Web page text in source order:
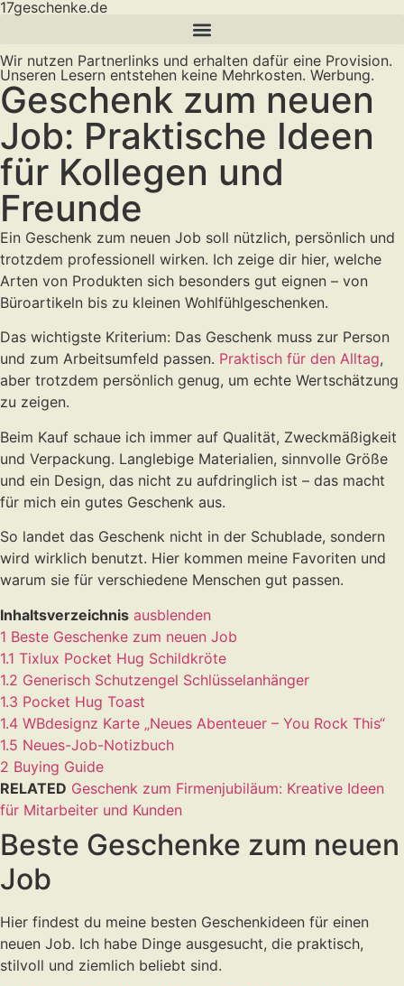
17geschenke.de
Wir nutzen Partnerlinks und erhalten dafür eine Provision.
Unseren Lesern entstehen keine Mehrkosten. Werbung.
Geschenk zum neuen
Job: Praktische Ideen
für Kollegen und
Freunde
Ein Geschenk zum neuen Job soll nützlich, persönlich und
trotzdem professionell wirken. Ich zeige dir hier, welche
Arten von Produkten sich besonders gut eignen – von
Büroartikeln bis zu kleinen Wohlfühlgeschenken.
Das wichtigste Kriterium: Das Geschenk muss zur Person
und zum Arbeitsumfeld passen. Praktisch für den Alltag,
aber trotzdem persönlich genug, um echte Wertschätzung
zu zeigen.
Beim Kauf schaue ich immer auf Qualität, Zweckmäßigkeit
und Verpackung. Langlebige Materialien, sinnvolle Größe
und ein Design, das nicht zu aufdringlich ist – das macht
für mich ein gutes Geschenk aus.
So landet das Geschenk nicht in der Schublade, sondern
wird wirklich benutzt. Hier kommen meine Favoriten und
warum sie für verschiedene Menschen gut passen.
Inhaltsverzeichnis ausblenden
1 Beste Geschenke zum neuen Job
1.1 Tixlux Pocket Hug Schildkröte
1.2 Generisch Schutzengel Schlüsselanhänger
1.3 Pocket Hug Toast
1.4 WBdesignz Karte „Neues Abenteuer – You Rock This“
1.5 Neues-Job-Notizbuch
2 Buying Guide
RELATED Geschenk zum Firmenjubiläum: Kreative Ideen
für Mitarbeiter und Kunden
Beste Geschenke zum neuen
Job
Hier findest du meine besten Geschenkideen für einen
neuen Job. Ich habe Dinge ausgesucht, die praktisch,
stilvoll und ziemlich beliebt sind.